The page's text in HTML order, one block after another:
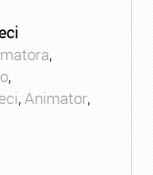
,
,
,Animator,